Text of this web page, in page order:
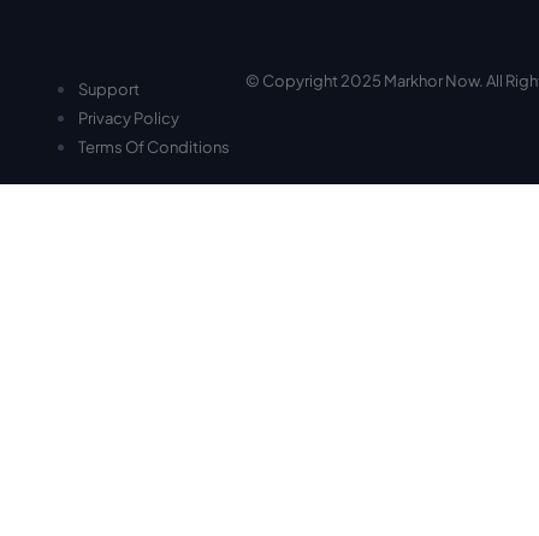
Support
Privacy Policy
Terms Of Conditions
© Copyright 2025 Markhor Now. All